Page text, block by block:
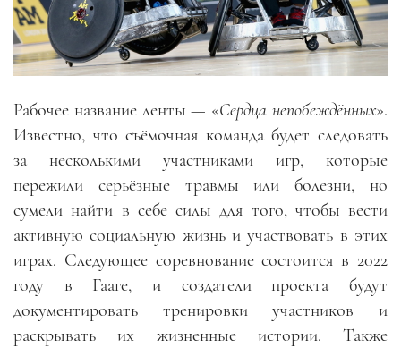
Рабочее название ленты — «Сердца непобеждённых».
Известно, что съёмочная команда будет следовать
за несколькими участниками игр, которые
пережили серьёзные травмы или болезни, но
сумели найти в себе силы для того, чтобы вести
активную социальную жизнь и участвовать в этих
играх. Следующее соревнование состоится в 2022
году в Гааге, и создатели проекта будут
документировать тренировки участников и
раскрывать их жизненные истории. Также